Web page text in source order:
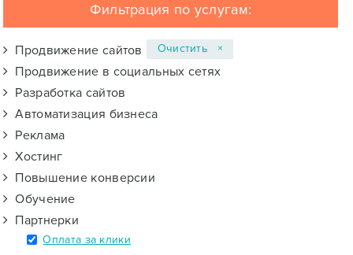
Фильтрация по услугам:
Продвижение сайтов
Продвижение в социальных сетях
Разработка сайтов
Автоматизация бизнеса
Реклама
Хостинг
Повышение конверсии
Обучение
Партнерки
Оплата за клики
Очистить ×